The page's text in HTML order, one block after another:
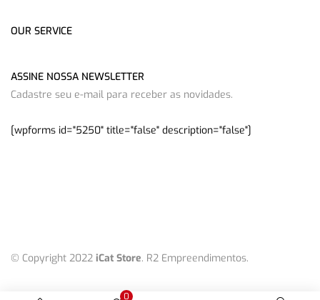
0
OUR SERVICE
ASSINE NOSSA NEWSLETTER
Cadastre seu e-mail para receber as novidades.
[wpforms id="5250" title="false" description="false"]
© Copyright 2022 iCat Store. R2 Empreendimentos.